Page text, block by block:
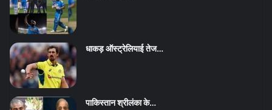
धाकड़ ऑस्ट्रेलियाई तेज…
पाकिस्तान श्रीलंका के…